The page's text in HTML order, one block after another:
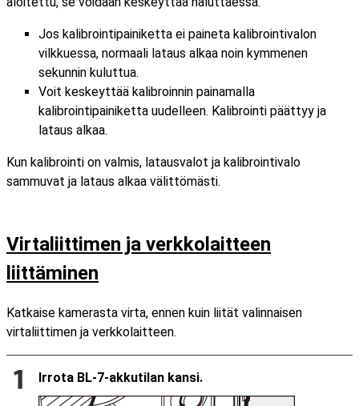
Jos kalibrointipainiketta ei paineta kalibrointivalon
vilkkuessa, normaali lataus alkaa noin kymmenen
sekunnin kuluttua.
Voit keskeyttää kalibroinnin painamalla
kalibrointipainiketta uudelleen. Kalibrointi päättyy ja
lataus alkaa.
Kun kalibrointi on valmis, latausvalot ja kalibrointivalo
sammuvat ja lataus alkaa välittömästi.
Virtaliittimen ja verkkolaitteen
liittäminen
Katkaise kamerasta virta, ennen kuin liität valinnaisen
virtaliittimen ja verkkolaitteen.
Irrota BL-7-akkutilan kansi.